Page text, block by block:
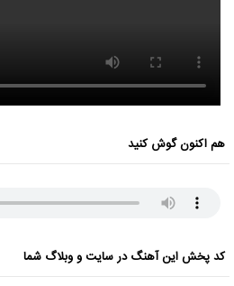
هم اکنون گوش کنید
کد پخش این آهنگ در سایت و وبلاگ شما